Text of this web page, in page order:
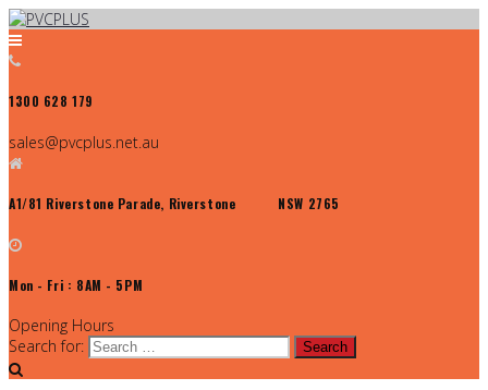
1300 628 179
sales@pvcplus.net.au
A1/81 Riverstone Parade, Riverstone NSW 2765
Mon - Fri : 8AM - 5PM
Opening Hours
Search for: